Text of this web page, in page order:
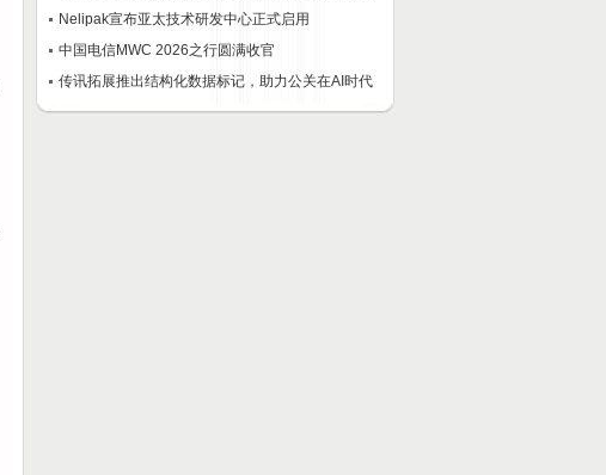
Nelipak宣布亚太技术研发中心正式启用
中国电信MWC 2026之行圆满收官
传讯拓展推出结构化数据标记，助力公关在AI时代